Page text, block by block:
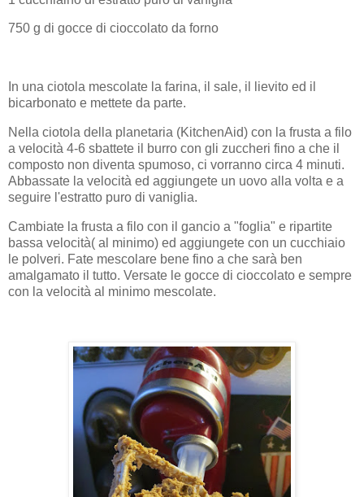
750 g di gocce di cioccolato da forno
In una ciotola mescolate la farina, il sale, il lievito ed il
bicarbonato e mettete da parte.
Nella ciotola della planetaria (KitchenAid) con la frusta a filo
a velocità 4-6 sbattete il burro con gli zuccheri fino a che il
composto non diventa spumoso, ci vorranno circa 4 minuti.
Abbassate la velocità ed aggiungete un uovo alla volta e a
seguire l'estratto puro di vaniglia.
Cambiate la frusta a filo con il gancio a "foglia" e ripartite
bassa velocità( al minimo) ed aggiungete con un cucchiaio
le polveri. Fate mescolare bene fino a che sarà ben
amalgamato il tutto. Versate le gocce di cioccolato e sempre
con la velocità al minimo mescolate.